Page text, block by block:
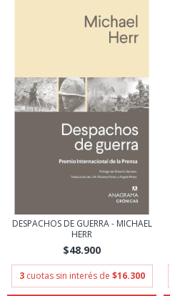
DESPACHOS DE GUERRA - MICHAEL
HERR
$48.900
3 cuotas sin interés de $16.300